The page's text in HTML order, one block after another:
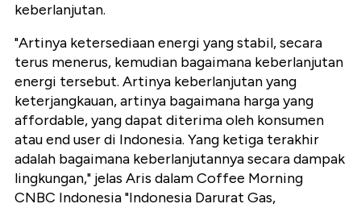
keberlanjutan.
"Artinya ketersediaan energi yang stabil, secara
terus menerus, kemudian bagaimana keberlanjutan
energi tersebut. Artinya keberlanjutan yang
keterjangkauan, artinya bagaimana harga yang
affordable, yang dapat diterima oleh konsumen
atau end user di Indonesia. Yang ketiga terakhir
adalah bagaimana keberlanjutannya secara dampak
lingkungan," jelas Aris dalam Coffee Morning
CNBC Indonesia "Indonesia Darurat Gas,